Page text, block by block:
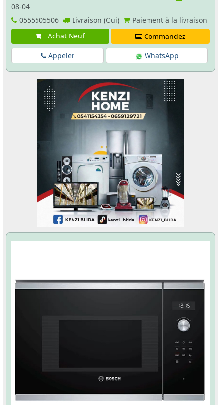
08-04
0555505506
Livraison (Oui)
Paiement à la livraison
Achat Neuf
Commandez
Appeler WhatsApp